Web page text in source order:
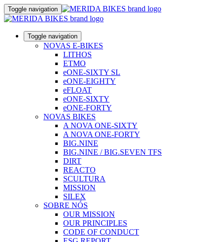
Toggle navigation
Toggle navigation
NOVAS E-BIKES
LITHOS
ETMO
eONE-SIXTY SL
eONE-EIGHTY
eFLOAT
eONE-SIXTY
eONE-FORTY
NOVAS BIKES
A NOVA ONE-SIXTY
A NOVA ONE-FORTY
BIG.NINE
BIG.NINE / BIG.SEVEN TFS
DIRT
REACTO
SCULTURA
MISSION
SILEX
SOBRE NÓS
OUR MISSION
OUR PRINCIPLES
CODE OF CONDUCT